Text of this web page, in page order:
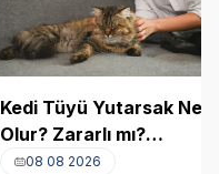
Kedi Tüyü Yutarsak Ne
Olur? Zararlı mı?
Akciğere Kedi Tüyü
08 08 2026